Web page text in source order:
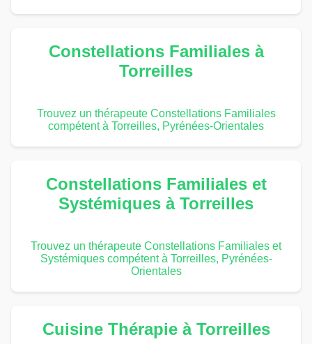
Constellations Familiales à
Torreilles
Trouvez un thérapeute Constellations Familiales
compétent à Torreilles, Pyrénées-Orientales
Constellations Familiales et
Systémiques à Torreilles
Trouvez un thérapeute Constellations Familiales et
Systémiques compétent à Torreilles, Pyrénées-
Orientales
Cuisine Thérapie à Torreilles